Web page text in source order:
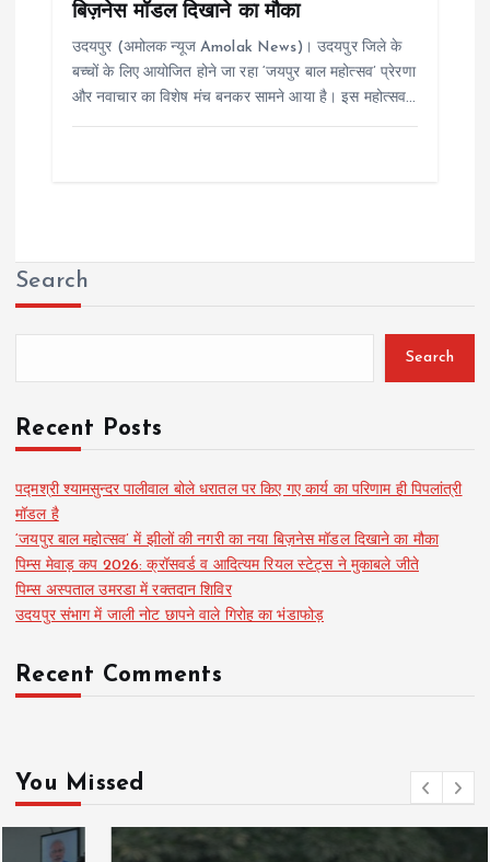
बिज़नेस मॉडल दिखाने का मौका
उदयपुर (अमोलक न्यूज Amolak News)। उदयपुर जिले के
बच्चों के लिए आयोजित होने जा रहा ‘जयपुर बाल महोत्सव’ प्रेरणा
और नवाचार का विशेष मंच बनकर सामने आया है। इस महोत्सव…
Search
Search
Recent Posts
पद्मश्री श्यामसुन्दर पालीवाल बोले धरातल पर किए गए कार्य का परिणाम ही पिपलांत्री
मॉडल है
‘जयपुर बाल महोत्सव’ में झीलों की नगरी का नया बिज़नेस मॉडल दिखाने का मौका
पिम्स मेवाड़ कप 2026: क्रॉसवर्ड व आदित्यम रियल स्टेट्स ने मुकाबले जीते
पिम्स अस्पताल उमरडा में रक्तदान शिविर
उदयपुर संभाग में जाली नोट छापने वाले गिरोह का भंडाफोड़
Recent Comments
You Missed